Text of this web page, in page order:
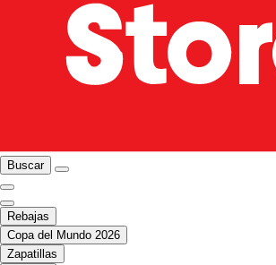
Buscar
Rebajas
Copa del Mundo 2026
Zapatillas